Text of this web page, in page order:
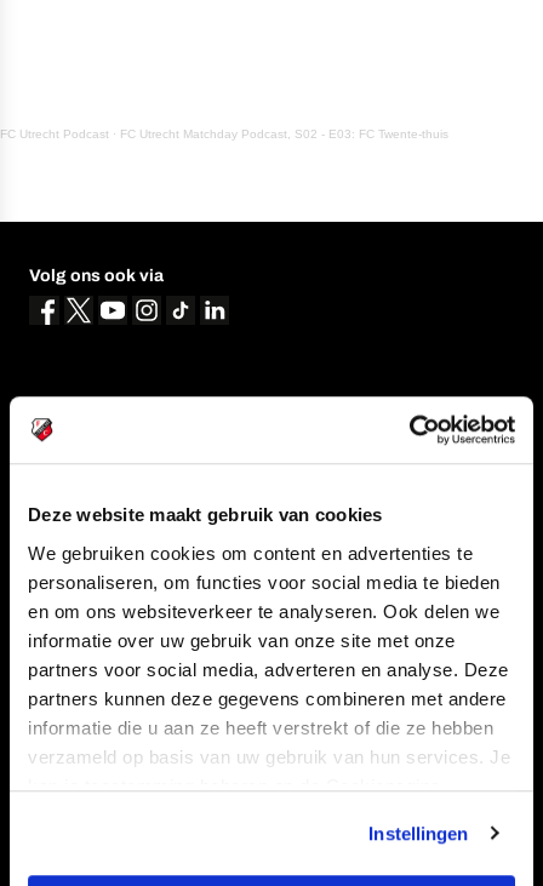
Deze website maakt gebruik van cookies
We gebruiken cookies om content en advertenties te
personaliseren, om functies voor social media te bieden
en om ons websiteverkeer te analyseren. Ook delen we
informatie over uw gebruik van onze site met onze
partners voor social media, adverteren en analyse. Deze
partners kunnen deze gegevens combineren met andere
informatie die u aan ze heeft verstrekt of die ze hebben
verzameld op basis van uw gebruik van hun services. Je
kan je toestemming beheren op de Cookiepagina.
Instellingen
FC Utrecht Podcast · FC Utrecht Matchday Podcast, S02 - E03: FC Twente-thuis
Volg ons ook via
CLUB
TEAMS
STADION
SUPPORTERS
FOUNDATION
KAARTVERKOOP
BUSINESS
Informatie
VEELGESTELDE VRAGEN
CONTACT
VERTROUWENSPERSOON